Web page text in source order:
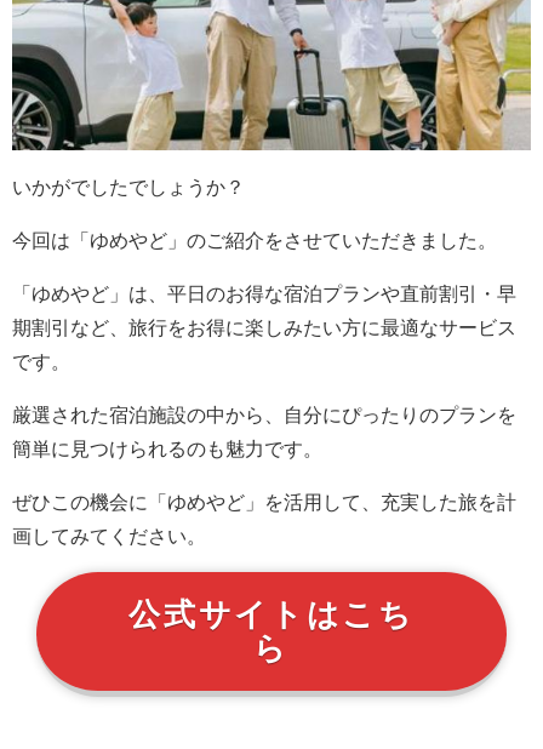
いかがでしたでしょうか？
今回は「ゆめやど」のご紹介をさせていただきました。
「ゆめやど」は、平日のお得な宿泊プランや直前割引・早
期割引など、旅行をお得に楽しみたい方に最適なサービス
です。
厳選された宿泊施設の中から、自分にぴったりのプランを
簡単に見つけられるのも魅力です。
ぜひこの機会に「ゆめやど」を活用して、充実した旅を計
画してみてください。
公式サイトはこち
ら